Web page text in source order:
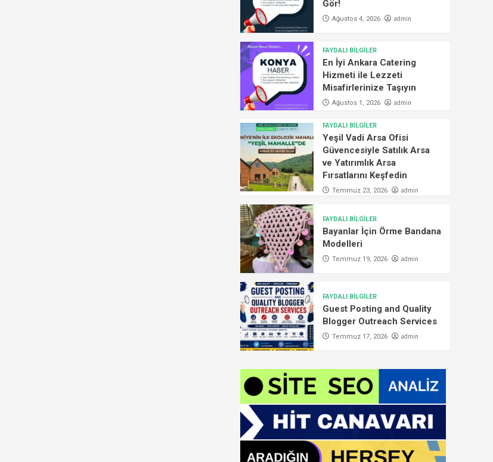
Gör!
Ağustos 4, 2026 admin
FAYDALI BİLGİLER
En İyi Ankara Catering
Hizmeti ile Lezzeti
Misafirlerinize Taşıyın
Ağustos 1, 2026 admin
FAYDALI BİLGİLER
Yeşil Vadi Arsa Ofisi
Güvencesiyle Satılık Arsa
ve Yatırımlık Arsa
Fırsatlarını Keşfedin
Temmuz 23, 2026 admin
FAYDALI BİLGİLER
Bayanlar İçin Örme Bandana
Modelleri
Temmuz 19, 2026 admin
FAYDALI BİLGİLER
Guest Posting and Quality
Blogger Outreach Services
Temmuz 17, 2026 admin